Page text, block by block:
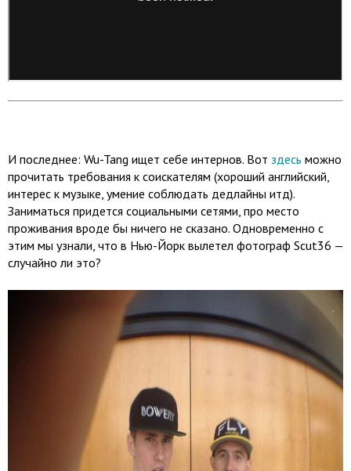
И последнее: Wu-Tang ищет себе интернов. Вот здесь можно
прочитать требования к соискателям (хороший английский,
интерес к музыке, умение соблюдать дедлайны итд).
Заниматься придется социальными сетями, про место
проживания вроде бы ничего не сказано. Одновременно с
этим мы узнали, что в Нью-Йорк вылетел фотограф Scut36 —
случайно ли это?